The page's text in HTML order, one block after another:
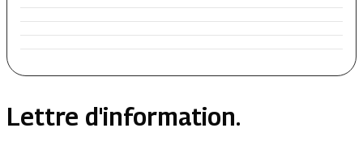
Lettre d'information.